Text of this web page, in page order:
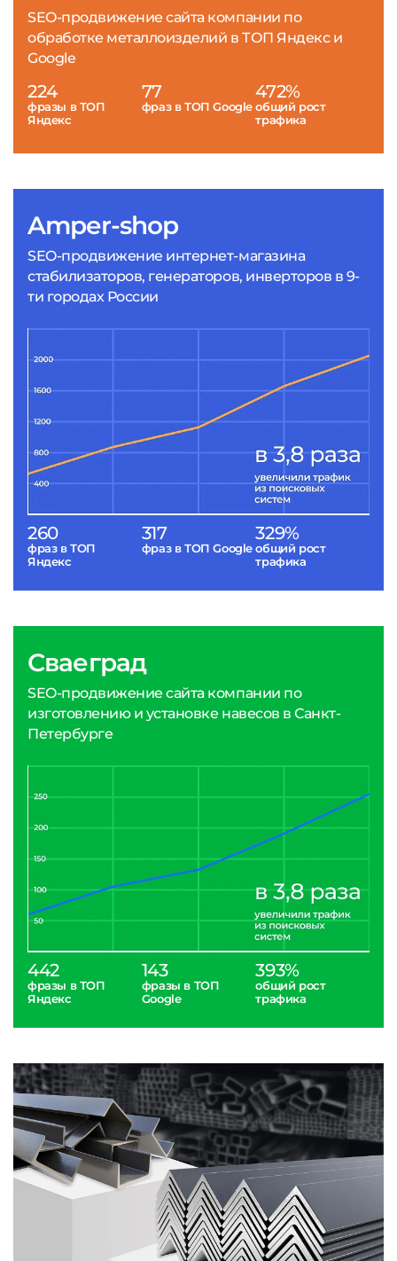
Amper-shop
SEO-продвижение интернет-магазина
стабилизаторов, генераторов, инверторов в 9-
ти городах России
260
фраз в ТОП
Яндекс
317
фраз в ТОП Google
329%
общий рост
трафика
SEO-продвижение сайта компании по
обработке металлоизделий в ТОП Яндекс и
Google
224
фразы в ТОП
Яндекс
77
фраз в ТОП Google
472%
общий рост
трафика
Сваеград
SEO-продвижение сайта компании по
изготовлению и установке навесов в Санкт-
Петербурге
442
фразы в ТОП
Яндекс
143
фразы в ТОП
Google
393%
общий рост
трафика